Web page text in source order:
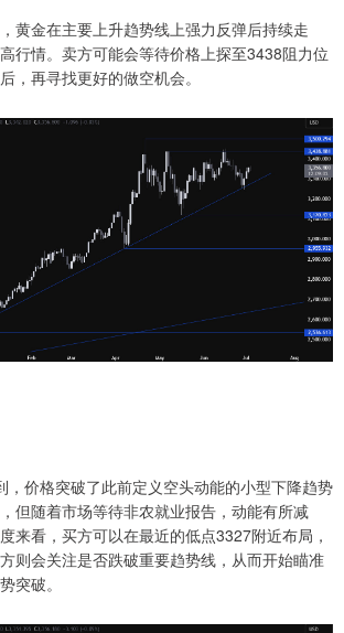
黄金在主要上升趋势线上强力反弹后持续走
行情。卖方可能会等待价格上探至3438阻力位
，再寻找更好的做空机会。
，价格突破了此前定义空头动能的小型下降趋势
但随着市场等待非农就业报告，动能有所减
来看，买方可以在最近的低点3327附近布局，
则会关注是否跌破重要趋势线，从而开始瞄准
突破。